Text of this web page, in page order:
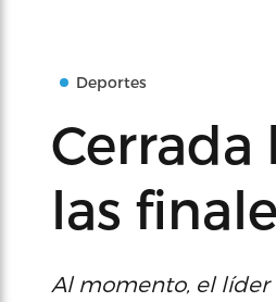
Deportes
las
Al momento, el líder